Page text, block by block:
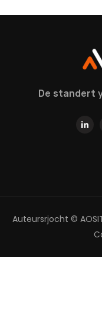
jo
De standert
Auteursrjocht ©